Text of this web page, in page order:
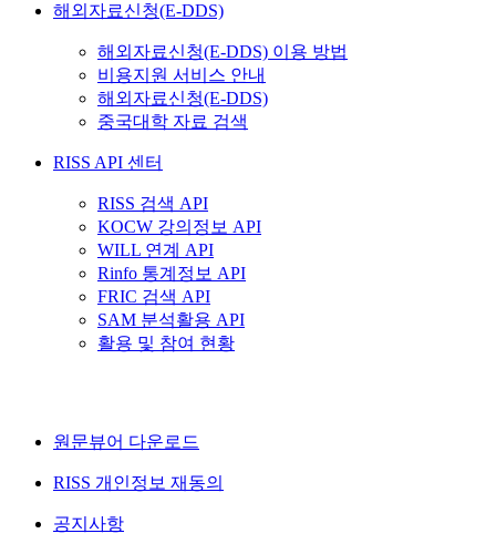
해외자료신청(E-DDS)
해외자료신청(E-DDS) 이용 방법
비용지원 서비스 안내
해외자료신청(E-DDS)
중국대학 자료 검색
RISS API 센터
RISS 검색 API
KOCW 강의정보 API
WILL 연계 API
Rinfo 통계정보 API
FRIC 검색 API
SAM 분석활용 API
활용 및 참여 현황
원문뷰어 다운로드
RISS 개인정보 재동의
공지사항